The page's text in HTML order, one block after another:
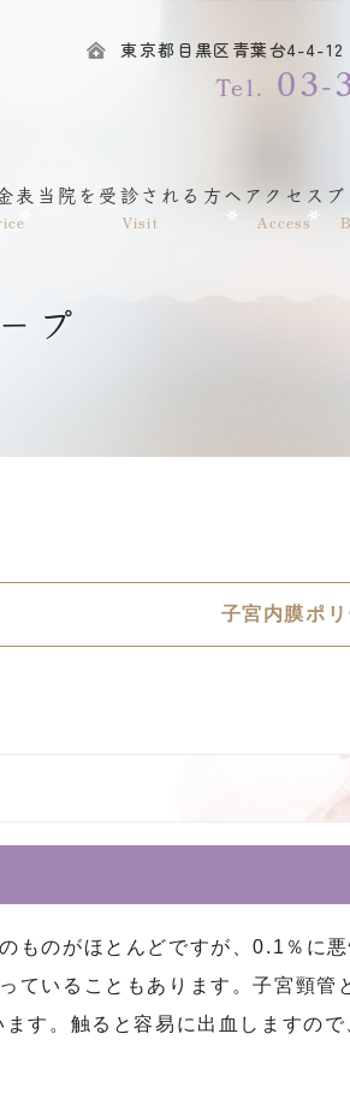
東京都目黒区青葉台4-4-
Tel. 03-
表 当院を受診される方へ
Visit
アクセス
Access
プ
子宮内膜ポ
ものがほとんどですが、0.1％に
いることもあります。子宮頸管
す。触ると容易に出血しますの